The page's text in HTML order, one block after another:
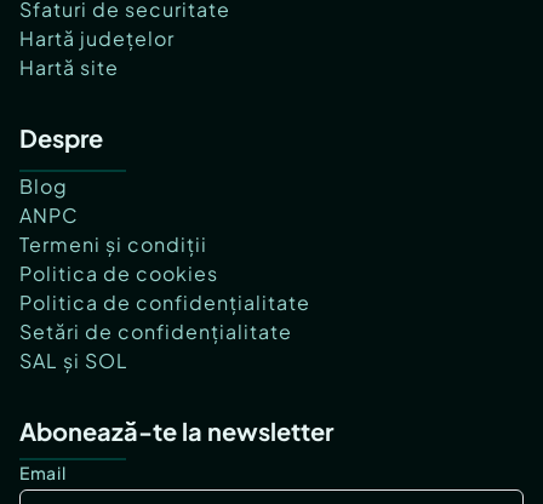
Sfaturi de securitate
Hartă județelor
Hartă site
Despre
Blog
ANPC
Termeni și condiții
Politica de cookies
Politica de confidențialitate
Setări de confidențialitate
SAL și SOL
Abonează-te la newsletter
Email